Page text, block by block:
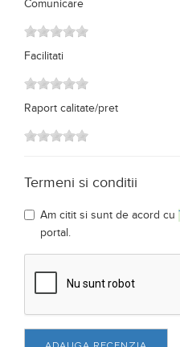
Comunicare
Facilitati
Raport calitate/pret
Termeni si conditii
Am citit si sunt de acord cu
portal.